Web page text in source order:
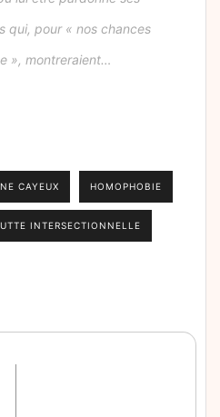
qui, pour « nos chances
», montreraient…
CAYEUX HOMOPHOBIE
INTERSECTIONNELLE